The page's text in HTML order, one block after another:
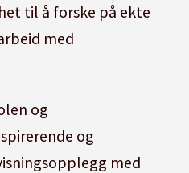
til å forske på ekte
med
og
og
med